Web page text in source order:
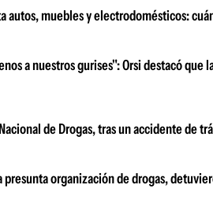
autos, muebles y electrodomésticos:
a nuestros gurises": Orsi destacó
de Drogas, tras un accidente de
organización de drogas,